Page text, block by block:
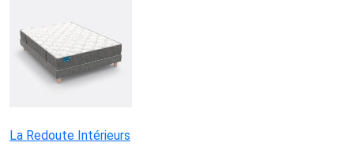
La Redoute Intérieurs